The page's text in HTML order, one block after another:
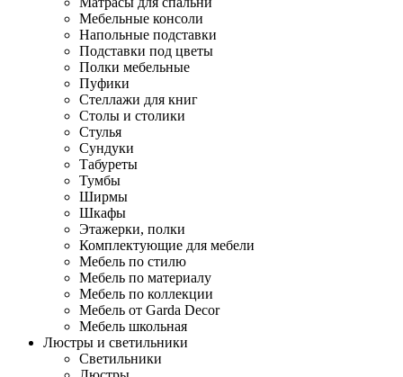
Мебельные консоли
Напольные подставки
Подставки под цветы
Полки мебельные
Пуфики
Стеллажи для книг
Столы и столики
Стулья
Сундуки
Табуреты
Тумбы
Ширмы
Шкафы
Этажерки, полки
Комплектующие для мебели
Мебель по стилю
Мебель по материалу
Мебель по коллекции
Мебель от Garda Decor
Мебель школьная
Люстры и светильники
Светильники